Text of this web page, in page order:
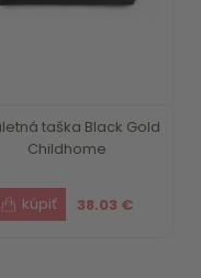
taška Black Gold
Childhome
38.03 €